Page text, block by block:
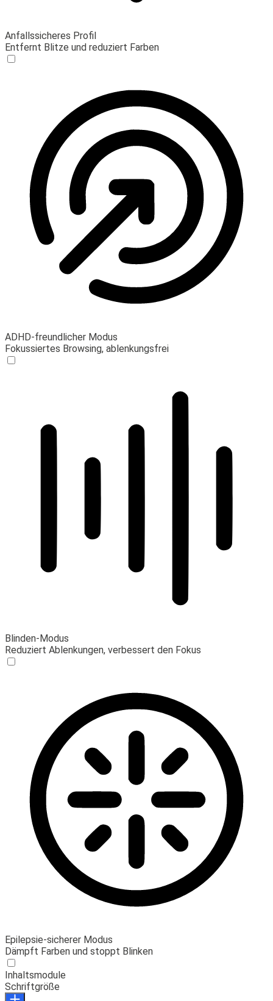
Anfallssicheres Profil
Entfernt Blitze und reduziert Farben
ADHD-freundlicher Modus
Fokussiertes Browsing, ablenkungsfrei
Blinden-Modus
Reduziert Ablenkungen, verbessert den Fokus
Epilepsie-sicherer Modus
Dämpft Farben und stoppt Blinken
Inhaltsmodule
Schriftgröße